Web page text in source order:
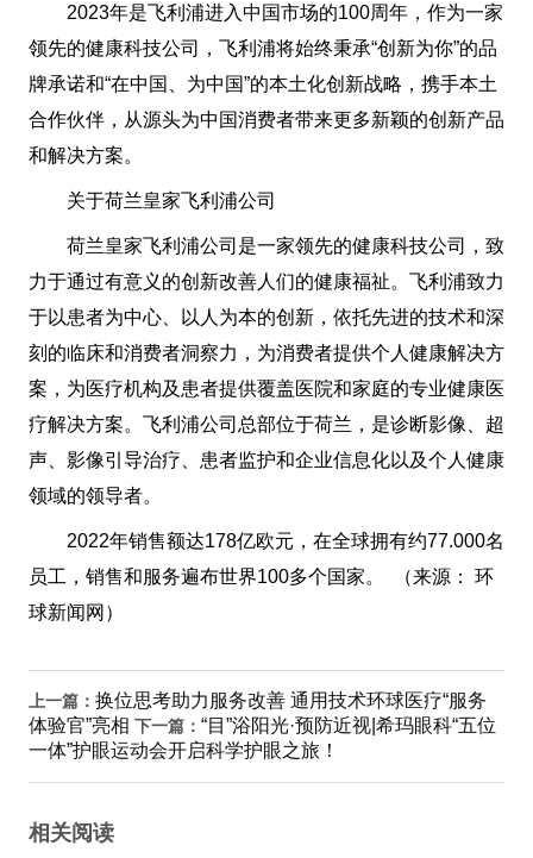
2023年是飞利浦进入中国市场的100周年，作为一家
领先的健康科技公司，飞利浦将始终秉承“创新为你”的品
牌承诺和“在中国、为中国”的本土化创新战略，携手本土
合作伙伴，从源头为中国消费者带来更多新颖的创新产品
和解决方案。
关于荷兰皇家飞利浦公司
荷兰皇家飞利浦公司是一家领先的健康科技公司，致
力于通过有意义的创新改善人们的健康福祉。飞利浦致力
于以患者为中心、以人为本的创新，依托先进的技术和深
刻的临床和消费者洞察力，为消费者提供个人健康解决方
案，为医疗机构及患者提供覆盖医院和家庭的专业健康医
疗解决方案。飞利浦公司总部位于荷兰，是诊断影像、超
声、影像引导治疗、患者监护和企业信息化以及个人健康
领域的领导者。
2022年销售额达178亿欧元，在全球拥有约77.000名
员工，销售和服务遍布世界100多个国家。 （来源： 环
球新闻网）
上一篇： 换位思考助力服务改善 通用技术环球医疗“服务
体验官”亮相 下一篇： “目”浴阳光·预防近视|希玛眼科“五位
一体”护眼运动会开启科学护眼之旅！
相关阅读